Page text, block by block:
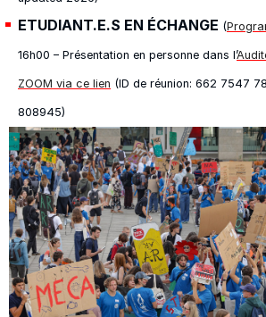
ETUDIANT.E.S EN ÉCHANGE (
16h00 – Présentation en personne dans l’
ZOOM via ce lien (ID de réunion: 662 7547
808945)